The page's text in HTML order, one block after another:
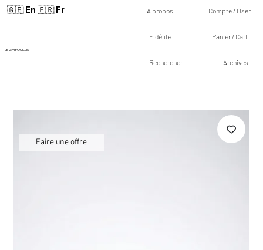
🇬🇧 En 🇫🇷 Fr
LE GAI FOUILLIS
A propos Compte / User
Fidélité Panier / Cart
Rechercher Archives
Faire une offre